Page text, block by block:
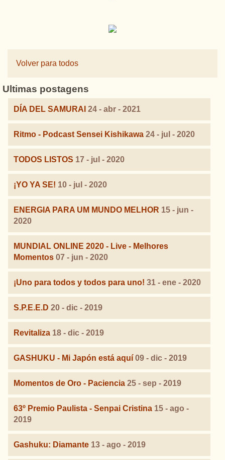
Volver para todos
Ultimas postagens
DÍA DEL SAMURAI 24 - abr - 2021
Ritmo - Podcast Sensei Kishikawa 24 - jul - 2020
TODOS LISTOS 17 - jul - 2020
¡YO YA SE! 10 - jul - 2020
ENERGIA PARA UM MUNDO MELHOR 15 - jun -
2020
MUNDIAL ONLINE 2020 - Live - Melhores
Momentos 07 - jun - 2020
¡Uno para todos y todos para uno! 31 - ene - 2020
S.P.E.E.D 20 - dic - 2019
Revitaliza 18 - dic - 2019
GASHUKU - Mi Japón está aquí 09 - dic - 2019
Momentos de Oro - Paciencia 25 - sep - 2019
63º Premio Paulista - Senpai Cristina 15 - ago -
2019
Gashuku: Diamante 13 - ago - 2019